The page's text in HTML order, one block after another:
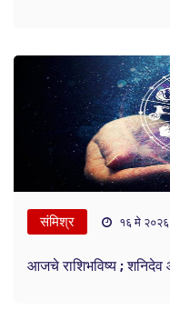
संमिश्र १६ मे २०२६
आजचे राशिभविष्य ;